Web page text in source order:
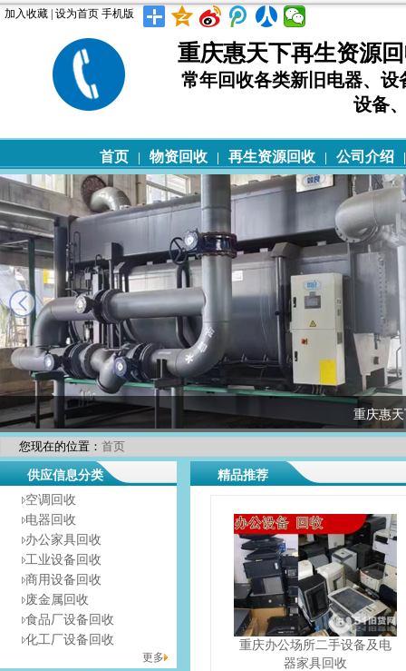
加入收藏 设为首页 手机版
重庆惠天下再生资源
常年回收各类新旧电器、
设备
首页 物资回收 再生资源回收 公司介绍
重庆惠
您现在的位置： 首页
供应信息分类
空调回收
电器回收
办公家具回收
工业设备回收
商用设备回收
废金属回收
食品厂设备回收
化工厂设备回收
更多
精品推荐
重庆办公场所二手设备及电
器家具回收